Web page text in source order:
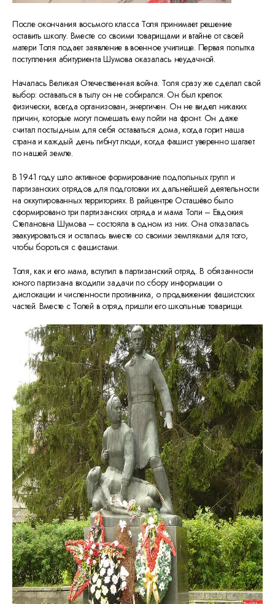
После окончания восьмого класса Толя принимает решение
оставить школу. Вместе со своими товарищами и втайне от своей
матери Толя подает заявление в военное училище. Первая попытка
поступления абитуриента Шумова оказалась неудачной.
Началась Великая Отечественная война. Толя сразу же сделал свой
выбор: оставаться в тылу он не собирался. Он был крепок
физически, всегда организован, энергичен. Он не видел никаких
причин, которые могут помешать ему пойти на фронт. Он даже
считал постыдным для себя оставаться дома, когда горит наша
страна и каждый день гибнут люди, когда фашист уверенно шагает
по нашей земле.
В 1941 году шло активное формирование подпольных групп и
партизанских отрядов для подготовки их дальнейшей деятельности
на оккупированных территориях. В райцентре Осташёво было
сформировано три партизанских отряда и мама Толи – Евдокия
Степановна Шумова – состояла в одном из них. Она отказалась
эвакуироваться и осталась вместе со своими земляками для того,
чтобы бороться с фашистами.
Толя, как и его мама, вступил в партизанский отряд. В обязанности
юного партизана входили задачи по сбору информации о
дислокации и численности противника, о продвижении фашистских
частей. Вместе с Толей в отряд пришли его школьные товарищи.